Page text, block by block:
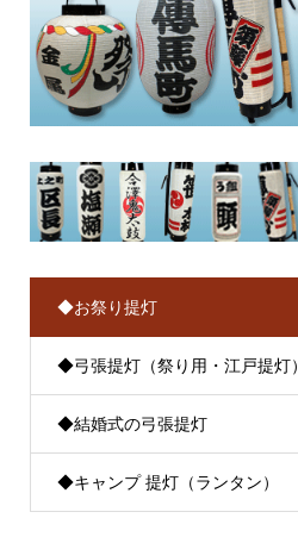
◆お祭り提灯
◆弓張提灯（祭り用・江戸提灯）
◆結婚式の弓張提灯
◆キャンプ 提灯（ランタン）